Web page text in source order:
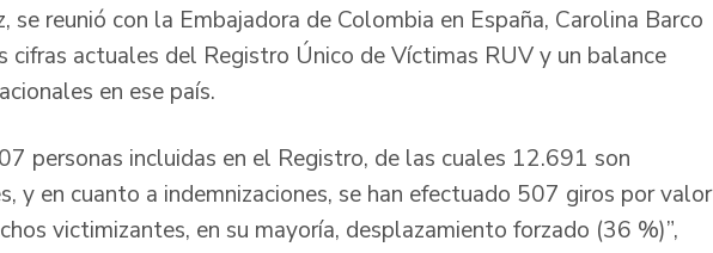
se reunió con la Embajadora de Colombia en España, Carolina Barco
cifras actuales del Registro Único de Víctimas RUV y un balance
en ese país.
personas incluidas en el Registro, de las cuales 12.691 son
y en cuanto a indemnizaciones, se han efectuado 507 giros por valor
victimizantes, en su mayoría, desplazamiento forzado (36 %)”,